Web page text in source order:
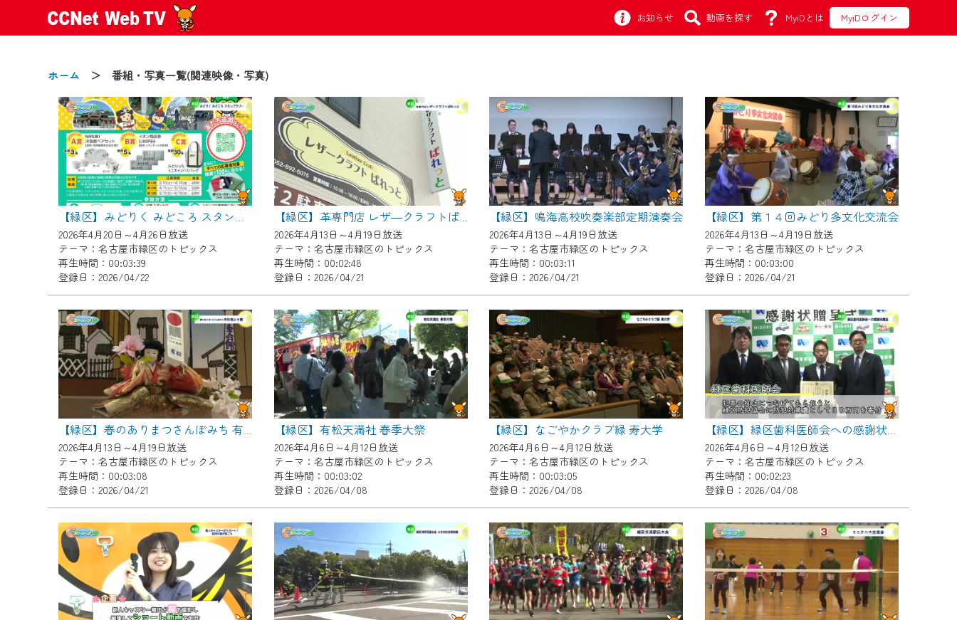
お知らせ 動画を探す MyiDとは MyiDログイン
ホーム ＞ 番組・写真一覧(関連映像・写真)
【緑区】みどりく みどころ スタンプラリー
2026年4月20日～4月26日放送
テーマ：名古屋市緑区のトピックス
再生時間：00:03:39
登録日：2026/04/22
【緑区】革専門店 レザ―クラフトぱれっと
2026年4月13日～4月19日放送
テーマ：名古屋市緑区のトピックス
再生時間：00:02:48
登録日：2026/04/21
【緑区】鳴海高校吹奏楽部定期演奏会
2026年4月13日～4月19日放送
テーマ：名古屋市緑区のトピックス
再生時間：00:03:11
登録日：2026/04/21
【緑区】第１４回みどり多文化交流会
2026年4月13日～4月19日放送
テーマ：名古屋市緑区のトピックス
再生時間：00:03:00
登録日：2026/04/21
【緑区】春のありまつさんぽみち 有松福よせ雛
2026年4月13日～4月19日放送
テーマ：名古屋市緑区のトピックス
再生時間：00:03:08
登録日：2026/04/21
【緑区】有松天満社 春季大祭
2026年4月6日～4月12日放送
テーマ：名古屋市緑区のトピックス
再生時間：00:03:02
登録日：2026/04/08
【緑区】なごやかクラブ緑 寿大学
2026年4月6日～4月12日放送
テーマ：名古屋市緑区のトピックス
再生時間：00:03:05
登録日：2026/04/08
【緑区】緑区歯科医師会への感謝状贈呈
2026年4月6日～4月12日放送
テーマ：名古屋市緑区のトピックス
再生時間：00:02:23
登録日：2026/04/08
お知らせ
2024/09/02
動画配信サービス『CCNet Web TV』は2024年9月24日からリニューアルします！
【変更点】
◆デザイン変更により、お住まいの地域の動画コンテンツが一目瞭然。
◆当社アプリやＰＣブラウザから、いつでも・どこでも・外出先でも！
CCNetサービスエリア20市町の地域情報番組をご視聴いただけます！
【ご注意】
2024年9月24日からはご加入者様へのサービス向上のため、
『CCNet Web TV』を利用いただくには、一部コンテンツを除き、
CCNetサービスへの加入と『CCNetマイページ※』へのログインが必要となります。
何卒、ご理解ご了承の程よろしくお願いいたします。
※マイページへのログインには、MyIDが必要となります。
※MyIDとは、CCNet Web TVを含むCCNetの各種サービスをご利用頂くためのIDです。
IDはお客様が使っているメールアドレスで設定できます。
（GmailやYahooなどのフリーメールアドレスでも作成可能です）
※マイページへのログイン・MyIDの新規登録は
※CCNetアプリをご利用中の方は引き続きご視聴いただけます。
＜メンテナンス情報＞
CCNetWebTVのリニューアルにともないメンテナンス作業を予定しています。
日時 9/24 9:30～16:30